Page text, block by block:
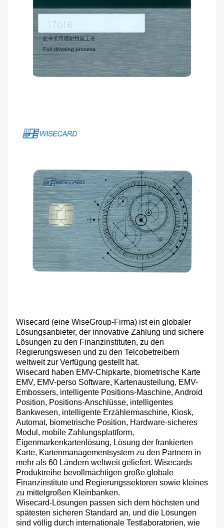
Wisecard (eine WiseGroup-Firma) ist ein globaler
Lösungsanbieter, der innovative Zahlung und sichere
Lösungen zu den Finanzinstituten, zu den
Regierungswesen und zu den Telcobetreibern
weltweit zur Verfügung gestellt hat.
Wisecard haben EMV-Chipkarte, biometrische Karte
EMV, EMV-perso Software, Kartenausteilung, EMV-
Embossers, intelligente Positions-Maschine, Android
Position, Positions-Anschlüsse, intelligentes
Bankwesen, intelligente Erzählermaschine, Kiosk,
Automat, biometrische Position, Hardware-sicheres
Modul, mobile Zahlungsplattform,
Eigenmarkenkartenlösung, Lösung der frankierten
Karte, Kartenmanagementsystem zu den Partnern in
mehr als 60 Ländern weltweit geliefert. Wisecards
Produktreihe bevollmächtigen große globale
Finanzinstitute und Regierungssektoren sowie kleines
zu mittelgroßen Kleinbanken.
Wisecard-Lösungen passen sich dem höchsten und
spätesten sicheren Standard an, und die Lösungen
sind völlig durch internationale Testlaboratorien, wie